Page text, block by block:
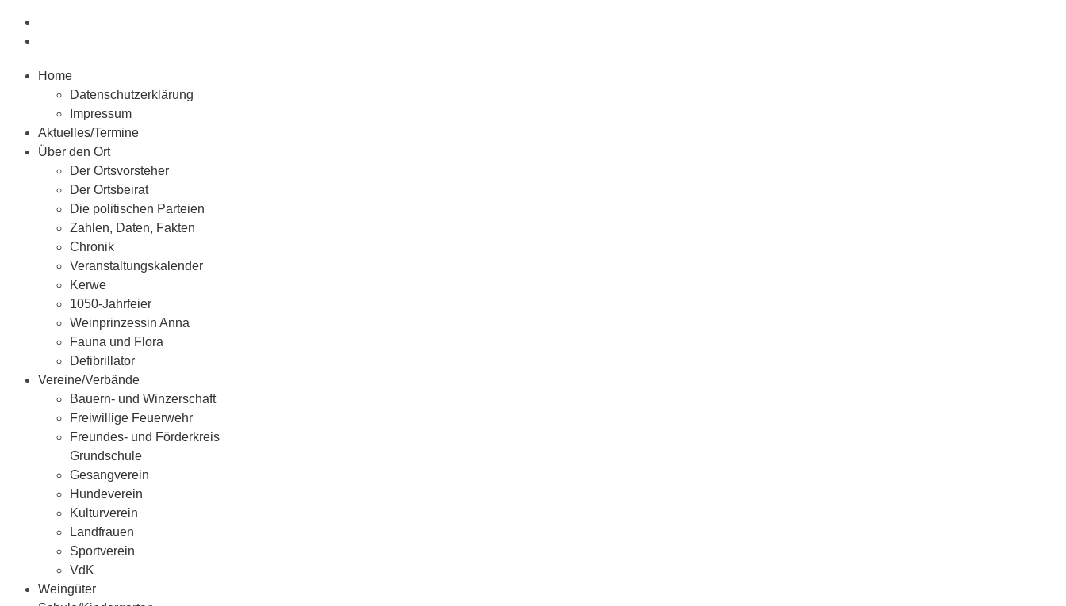
Home
Datenschutzerklärung
Impressum
Aktuelles/Termine
Über den Ort
Der Ortsvorsteher
Der Ortsbeirat
Die politischen Parteien
Zahlen, Daten, Fakten
Chronik
Veranstaltungskalender
Kerwe
1050-Jahrfeier
Weinprinzessin Anna
Fauna und Flora
Defibrillator
Vereine/Verbände
Bauern- und Winzerschaft
Freiwillige Feuerwehr
Freundes- und Förderkreis
Grundschule
Gesangverein
Hundeverein
Kulturverein
Landfrauen
Sportverein
VdK
Weingüter